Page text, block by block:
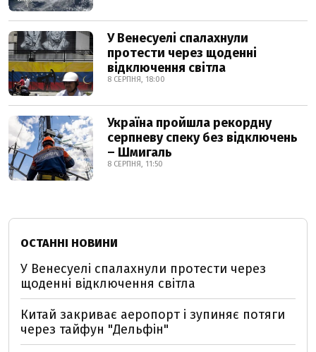
У Венесуелі спалахнули
протести через щоденні
відключення світла
8 СЕРПНЯ, 18:00
Україна пройшла рекордну
серпневу спеку без відключень
– Шмигаль
8 СЕРПНЯ, 11:50
ОСТАННІ НОВИНИ
У Венесуелі спалахнули протести через
щоденні відключення світла
Китай закриває аеропорт і зупиняє потяги
через тайфун "Дельфін"